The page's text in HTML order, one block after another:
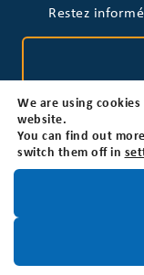
Restez
Politique de
© 2026
We are using
website.
You can find out
switch them off in